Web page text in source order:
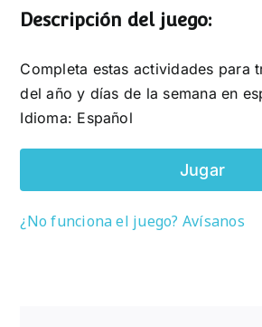
Descripción del juego:
Completa estas actividades para
del año y días de la semana en
Idioma: Español
Jugar
¿No funciona el juego? Avísanos